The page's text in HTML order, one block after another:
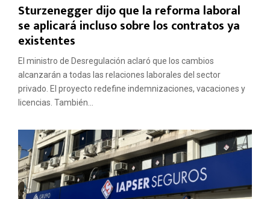
Sturzenegger dijo que la reforma laboral
se aplicará incluso sobre los contratos ya
existentes
El ministro de Desregulación aclaró que los cambios
alcanzarán a todas las relaciones laborales del sector
privado. El proyecto redefine indemnizaciones, vacaciones y
licencias. También...